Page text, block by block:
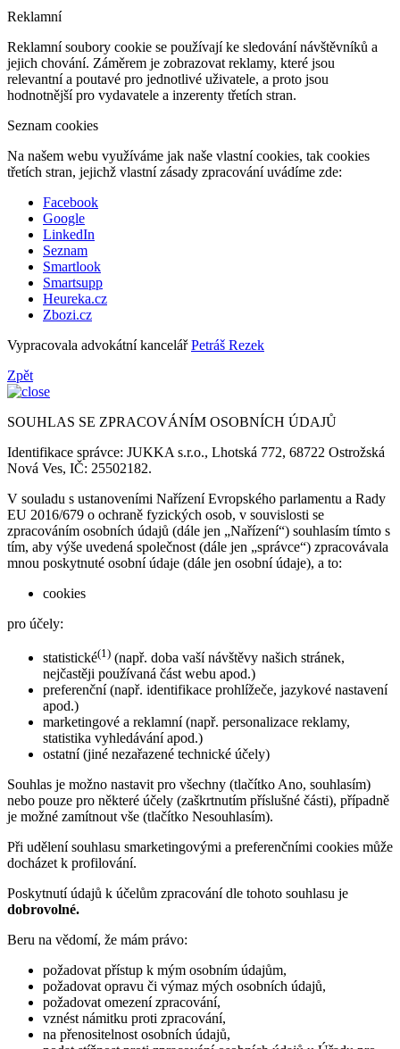
Reklamní
Reklamní soubory cookie se používají ke sledování návštěvníků a
jejich chování. Záměrem je zobrazovat reklamy, které jsou
relevantní a poutavé pro jednotlivé uživatele, a proto jsou
hodnotnější pro vydavatele a inzerenty třetích stran.
Seznam cookies
Na našem webu využíváme jak naše vlastní cookies, tak cookies
třetích stran, jejichž vlastní zásady zpracování uvádíme zde:
Facebook
Google
LinkedIn
Seznam
Smartlook
Smartsupp
Heureka.cz
Zbozi.cz
Vypracovala advokátní kancelářPetráš Rezek
Zpět
SOUHLAS SE ZPRACOVÁNÍM OSOBNÍCH ÚDAJŮ
Identifikace správce: JUKKA s.r.o., Lhotská 772, 68722 Ostrožská
Nová Ves, IČ: 25502182.
V souladu s ustanoveními Nařízení Evropského parlamentu a Rady
EU 2016/679 o ochraně fyzických osob, v souvislosti se
zpracováním osobních údajů (dále jen „Nařízení“) souhlasím tímto s
tím, aby výše uvedená společnost (dále jen „správce“) zpracovávala
mnou poskytnuté osobní údaje (dále jen osobní údaje), a to:
cookies
pro účely:
statistické(1) (např. doba vaší návštěvy našich stránek,
nejčastěji používaná část webu apod.)
preferenční (např. identifikace prohlížeče, jazykové nastavení
apod.)
marketingové a reklamní (např. personalizace reklamy,
statistika vyhledávání apod.)
ostatní (jiné nezařazené technické účely)
Souhlas je možno nastavit pro všechny (tlačítko Ano, souhlasím)
nebo pouze pro některé účely (zaškrtnutím příslušné části), případně
je možné zamítnout vše (tlačítko Nesouhlasím).
Při udělení souhlasu smarketingovými a preferenčními cookies může
docházet k profilování.
Poskytnutí údajů k účelům zpracování dle tohoto souhlasu je
dobrovolné.
Beru na vědomí, že mám právo:
požadovat přístup k mým osobním údajům,
požadovat opravu či výmaz mých osobních údajů,
požadovat omezení zpracování,
vznést námitku proti zpracování,
na přenositelnost osobních údajů,